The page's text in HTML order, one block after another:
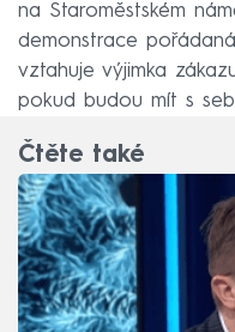
na Staroměstském
demonstrace
vztahuje výjimka
pokud budou mít s
Čtěte také